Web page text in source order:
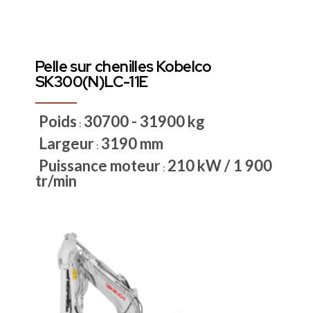
Pelle sur chenilles Kobelco
SK300(N)LC-11E
Poids : 30700 - 31900 kg
Largeur : 3190 mm
Puissance moteur : 210 kW / 1 900
tr/min